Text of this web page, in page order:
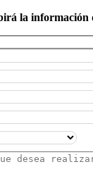
la información